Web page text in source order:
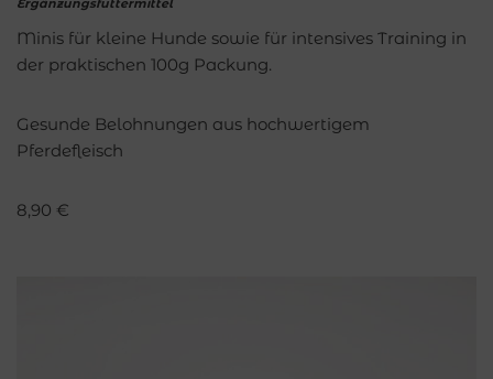
Minis für kleine Hunde sowie für intensives Training in
der praktischen 100g Packung.
Gesunde Belohnungen aus hochwertigem
Pferdefleisch
8,90 €